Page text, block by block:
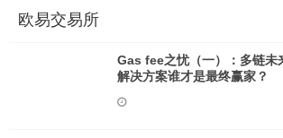
欧易交易所
Gas fee之忧（一）：多链未
解决方案谁才是最终赢家？